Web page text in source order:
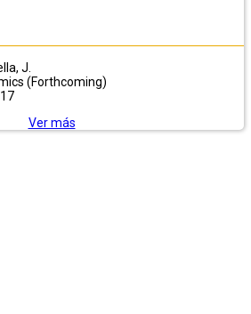
J.
(Forthcoming)
Ver más